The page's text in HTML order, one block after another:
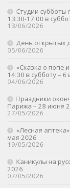
Студии субботы
13:30-17:00 в
13/06/2026
День открытых
05/06/2026
«Сказка о попе
14:30 в субботу –
04/06/2026
Праздники
Парижа – 28 июня
27/05/2026
«Лесная
мая 2026
19/05/2026
Каникулы на
2026
07/05/2026